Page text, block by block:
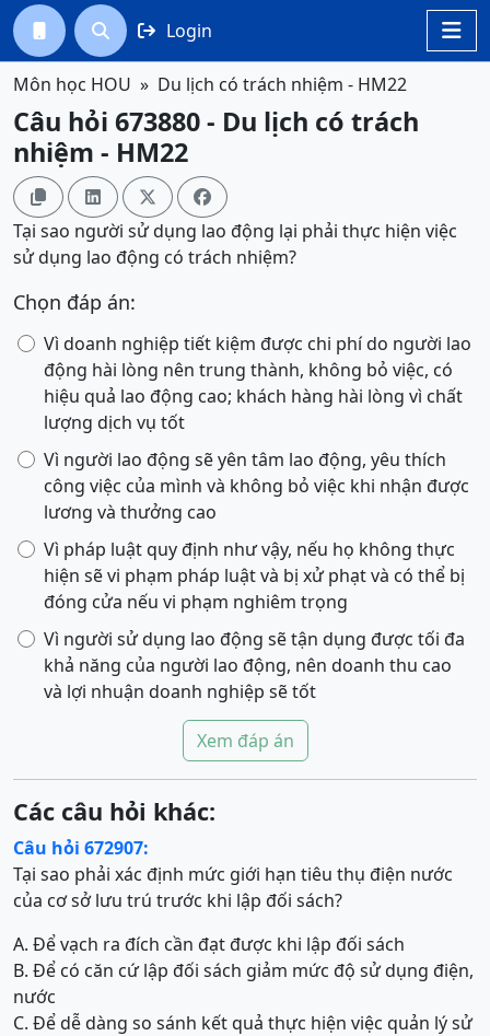

  Login
Môn học HOU Du lịch có trách nhiệm - HM22
Câu hỏi 673880 - Du lịch có trách
nhiệm - HM22
   
Tại sao người sử dụng lao động lại phải thực hiện việc
sử dụng lao động có trách nhiệm?
Chọn đáp án:
Vì doanh nghiệp tiết kiệm được chi phí do người lao
động hài lòng nên trung thành, không bỏ việc, có
hiệu quả lao động cao; khách hàng hài lòng vì chất
lượng dịch vụ tốt
Vì người lao động sẽ yên tâm lao động, yêu thích
công việc của mình và không bỏ việc khi nhận được
lương và thưởng cao
Vì pháp luật quy định như vậy, nếu họ không thực
hiện sẽ vi phạm pháp luật và bị xử phạt và có thể bị
đóng cửa nếu vi phạm nghiêm trọng
Vì người sử dụng lao động sẽ tận dụng được tối đa
khả năng của người lao động, nên doanh thu cao
và lợi nhuận doanh nghiệp sẽ tốt
Xem đáp án
Các câu hỏi khác:
Câu hỏi 672907:
Tại sao phải xác định mức giới hạn tiêu thụ điện nước
của cơ sở lưu trú trước khi lập đối sách?
A. Để vạch ra đích cần đạt được khi lập đối sách
B. Để có căn cứ lập đối sách giảm mức độ sử dụng điện,
nước
C. Để dễ dàng so sánh kết quả thực hiện việc quản lý sử